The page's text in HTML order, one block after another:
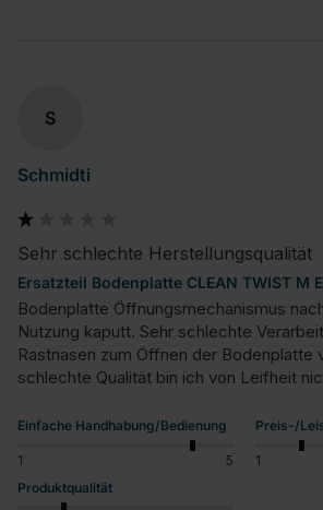
S
Schmidti
Sehr schlechte Herstellungsqualität
Ersatzteil Bodenplatte CLEAN TWIST M
Bodenplatte Öffnungsmechanismus
Nutzung kaputt. Sehr schlechte
Rastnasen zum Öffnen der Bodenplatte
schlechte Qualität bin ich von Leifheit
Einfache Handhabung/Bedienung
1 5
Preis-/
1
Produktqualität